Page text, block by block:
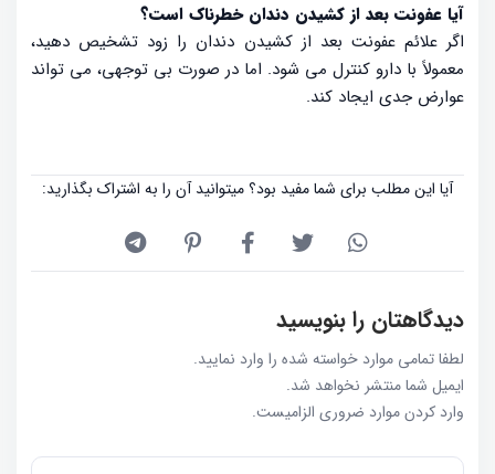
آیا عفونت بعد از کشیدن دندان خطرناک است؟
اگر علائم عفونت بعد از کشیدن دندان را زود تشخیص دهید،
معمولاً با دارو کنترل می شود. اما در صورت بی توجهی، می تواند
عوارض جدی ایجاد کند.
آیا این مطلب برای شما مفید بود؟ میتوانید آن را به اشتراک بگذارید:
دیدگاهتان را بنویسید
لطفا تمامی موارد خواسته شده را وارد نمایید.
ایمیل شما منتشر نخواهد شد.
وارد کردن موارد ضروری الزامیست.